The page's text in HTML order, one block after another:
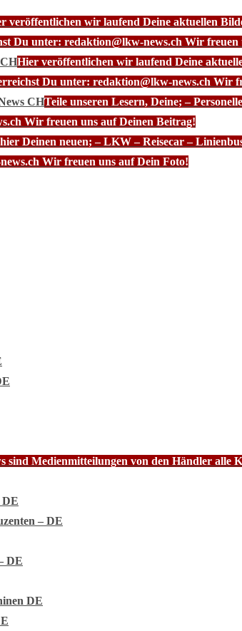
veröffentlichen wir laufend Deine aktuellen
Du unter: redaktion@lkw-news.ch Wir
Hier veröffentlichen wir laufend Deine
Du unter: redaktion@lkw-news.ch Wir
CHTeile unseren Lesern, Deine; –
Wir freuen uns auf Deinen Beitrag!
Deinen neuen; – LKW – Reisecar –
Wir freuen uns auf Dein Foto!
sind Medienmitteilungen von den Händler alle
– DE
DE
DE